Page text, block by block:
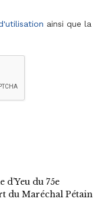
ainsi que la
du 75e
du Maréchal Pétain